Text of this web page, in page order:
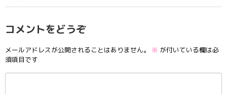
コメントをどうぞ
メールアドレスが公開されることはありません。 ※ が付いている欄は必
須項目です